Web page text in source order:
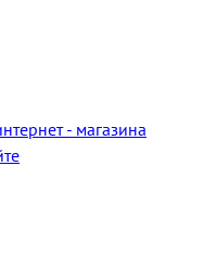
- магазина